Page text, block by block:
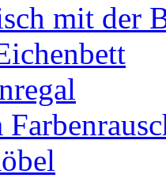
mit der